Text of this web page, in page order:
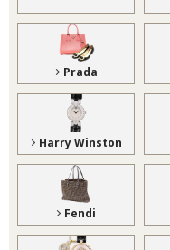
Prada
Harry Winston
Fendi